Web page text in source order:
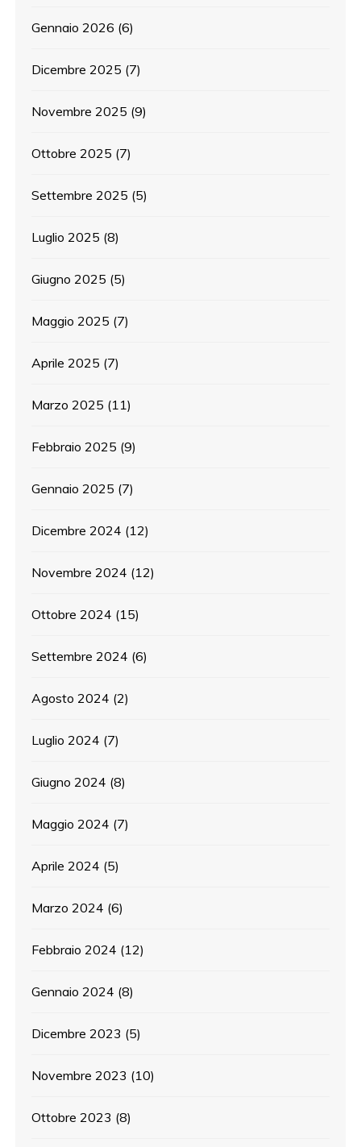
Gennaio 2026 (6)
Dicembre 2025 (7)
Novembre 2025 (9)
Ottobre 2025 (7)
Settembre 2025 (5)
Luglio 2025 (8)
Giugno 2025 (5)
Maggio 2025 (7)
Aprile 2025 (7)
Marzo 2025 (11)
Febbraio 2025 (9)
Gennaio 2025 (7)
Dicembre 2024 (12)
Novembre 2024 (12)
Ottobre 2024 (15)
Settembre 2024 (6)
Agosto 2024 (2)
Luglio 2024 (7)
Giugno 2024 (8)
Maggio 2024 (7)
Aprile 2024 (5)
Marzo 2024 (6)
Febbraio 2024 (12)
Gennaio 2024 (8)
Dicembre 2023 (5)
Novembre 2023 (10)
Ottobre 2023 (8)